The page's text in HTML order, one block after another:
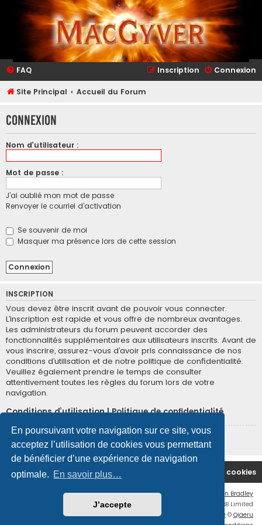
En poursuivant votre navigation sur ce site, vous
acceptez l’utilisation de cookies vous permettant
de bénéficier d’une expérience de navigation
optimale. En savoir plus…
J’accepte
FAQ Connexion
Inscription
Site Principal Accueil du Forum
Connexion
Nom d’utilisateur :
Mot de passe :
J’ai oublié mon mot de passe
Renvoyer le courriel d’activation
Se souvenir de moi
Masquer ma présence lors de cette session
INSCRIPTION
Vous devez être inscrit avant de pouvoir vous connecter.
L’inscription est rapide et vous offre de nombreux avantages.
Les administrateurs du forum peuvent accorder des
fonctionnalités supplémentaires aux utilisateurs inscrits. Avant de
vous inscrire, assurez-vous d’avoir pris connaissance de nos
conditions d’utilisation et de notre politique de confidentialité.
Veuillez également prendre le temps de consulter
attentivement toutes les règles du forum lors de votre
navigation.
Conditions d’utilisation|Politique de confidentialité
Inscription
Site Principal Accueil du Forum Supprimer les cookies
Ian Bradley
Développé parphpBB
® Forum Software © phpBB Limited
Traduction française officielle © Qiaeru